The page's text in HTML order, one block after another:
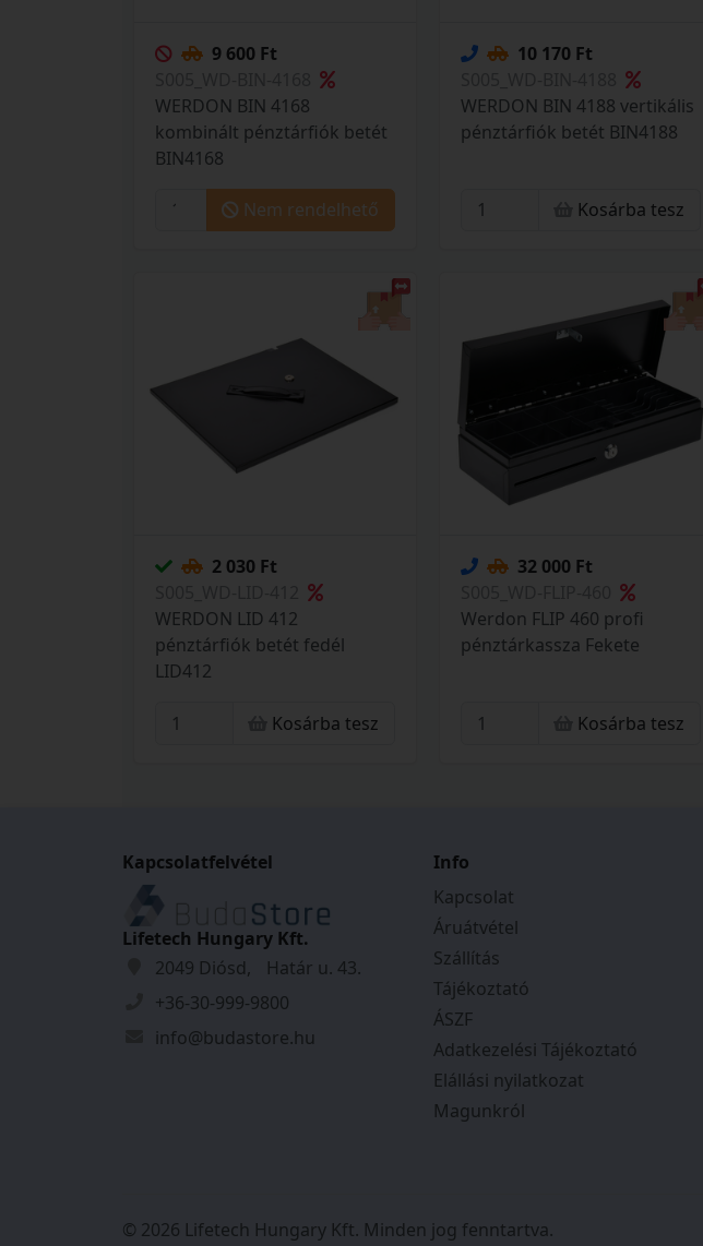
9 600 Ft
WERDON BIN 4168
kombinált pénztárfiók betét
BIN4168
Nem rendelhető
10 170 Ft
WERDON BIN 4188 vertikális
pénztárfiók betét BIN4188
Kosárba tesz
2 030 Ft
WERDON LID 412
pénztárfiók betét fedél
LID412
Kosárba tesz
32 000 Ft
Werdon FLIP 460 profi
pénztárkassza Fekete
Kosárba tesz
Kapcsolatfelvétel
Lifetech Hungary Kft.
2049 Diósd, Határ u. 43.
+36-30-999-9800
info@budastore.hu
Info
Kapcsolat
Áruátvétel
Szállítás
Tájékoztató
ÁSZF
Adatkezelési Tájékoztató
Elállási nyilatkozat
Magunkról
© 2026 Lifetech Hungary Kft. Minden jog fenntartva.